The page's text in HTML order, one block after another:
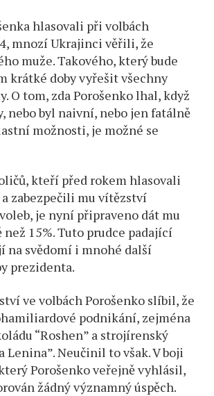
hlasovali při volbách
mnozí Ukrajinci věřili, že
muže. Takového, který bude
krátké doby vyřešit všechny
O tom, zda Porošenko lhal, když
nebo byl naivní, nebo jen fatálně
možnosti, je možné se
kteří před rokem hlasovali
a zabezpečili mu vítězství
je nyní připraveno dát mu
než 15%. Tuto prudce padající
na svědomí i mnohé další
prezidenta.
ve volbách Porošenko slíbil, že
podnikání, zejména
“Roshen” a strojírenský
Lenina”. Neučinil to však. V boji
Porošenko veřejně vyhlásil,
žádný významný úspěch.